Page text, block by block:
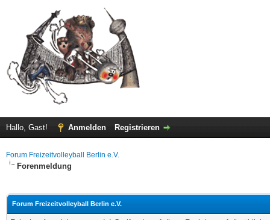
Hallo, Gast! Anmelden Registrieren
Forum Freizeitvolleyball Berlin e.V.
Forenmeldung
Forum Freizeitvolleyball Berlin e.V.